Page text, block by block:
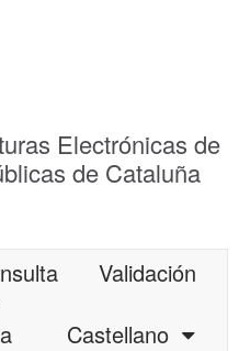
Electrónicas de
de Cataluña
Validación
Castellano